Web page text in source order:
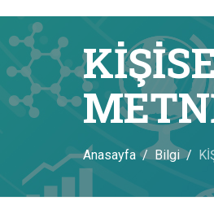
Anasayfa Bilgi